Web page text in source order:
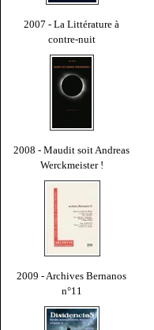
2007 - La Littérature à
contre-nuit
2008 - Maudit soit Andreas
Werckmeister !
2009 - Archives Bernanos
n°11